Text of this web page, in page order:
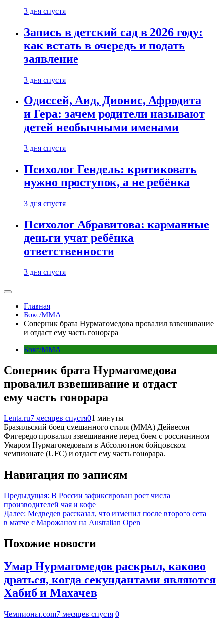
3 дня спустя
Запись в детский сад в 2026 году:
как встать в очередь и подать
заявление
3 дня спустя
Одиссей, Аид, Дионис, Афродита
и Гера: зачем родители называют
детей необычными именами
3 дня спустя
Психолог Гендель: критиковать
нужно проступок, а не ребёнка
3 дня спустя
Психолог Абравитова: карманные
деньги учат ребёнка
ответственности
3 дня спустя
Главная
Бокс/MMA
Соперник брата Нурмагомедова провалил взвешивание
и отдаст ему часть гонорара
Бокс/MMA
Соперник брата Нурмагомедова
провалил взвешивание и отдаст
ему часть гонорара
Lenta.ru7 месяцев спустя01 минуты
Бразильский боец смешанного стиля (ММА) Дейвесон
Фигередо провалил взвешивание перед боем с россиянином
Умаром Нурмагомедовым в Абсолютном бойцовском
чемпионате (UFC) и отдаст ему часть гонорара.
Навигация по записям
Предыдущая: В России зафиксирован рост числа
производителей чая и кофе
Далее: Медведев рассказал, что изменил после второго сета
в матче с Марожаном на Australian Open
Похожие новости
Умар Нурмагомедов раскрыл, каково
драться, когда секундантами являются
Хабиб и Махачев
Чемпионат.com7 месяцев спустя 0